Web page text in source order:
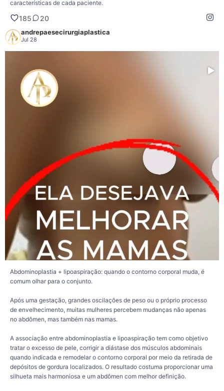
características de cada paciente.
185 20
andrepaesecirurgiaplastica
Jul 28
Após uma gestação, grandes oscilações de peso ou o próprio processo de
envelhecimento, muitas mulheres percebem mudanças não apenas no abdômen,
mas também nas mamas.
A associação entre abdominoplastia e lipoaspiração tem como objetivo tratar o
excesso de pele, corrigir a diástase dos músculos abdominais quando indicada
e remodelar o contorno corporal por meio da retirada de depósitos de gordura
localizados. O resultado costuma proporcionar uma silhueta mais harmoniosa e
amamentação ou do envelhecimento.
Nessas situações, a mastopexia com prótese pode ser uma opção para
reposicionar as mamas, elevar as aréolas e associar o uso de implantes quando
há indicação para restaurar volume, projeção e definição do colo.
Em pacientes selecionadas, esses procedimentos podem ser realizados na
mesma cirurgia, desde que haja indicação médica e condições clínicas
adequadas. Em outros casos, a realização em etapas pode ser a alternativa
mais segura. Essa decisão é individualizada e leva em consideração fatores
como o tempo cirúrgico, o estado de saúde da paciente e o planejamento
proposto pelo cirurgião.
Cada procedimento tem indicações específicas e cada organismo apresenta
uma evolução própria. Por isso, a avaliação médica é fundamental para definir a
melhor estratégia, sempre priorizando a segurança e um planejamento
158 26
Abdominoplastia + lipoaspiração: quando o contorno corporal muda, é
comum olhar para o conjunto.
Após uma gestação, grandes oscilações de peso ou o próprio processo
de envelhecimento, muitas mulheres percebem mudanças não apenas
no abdômen, mas também nas mamas.
A associação entre abdominoplastia e lipoaspiração tem como objetivo
tratar o excesso de pele, corrigir a diástase dos músculos abdominais
quando indicada e remodelar o contorno corporal por meio da retirada de
depósitos de gordura localizados. O resultado costuma proporcionar uma
silhueta mais harmoniosa e um abdômen com melhor definição.